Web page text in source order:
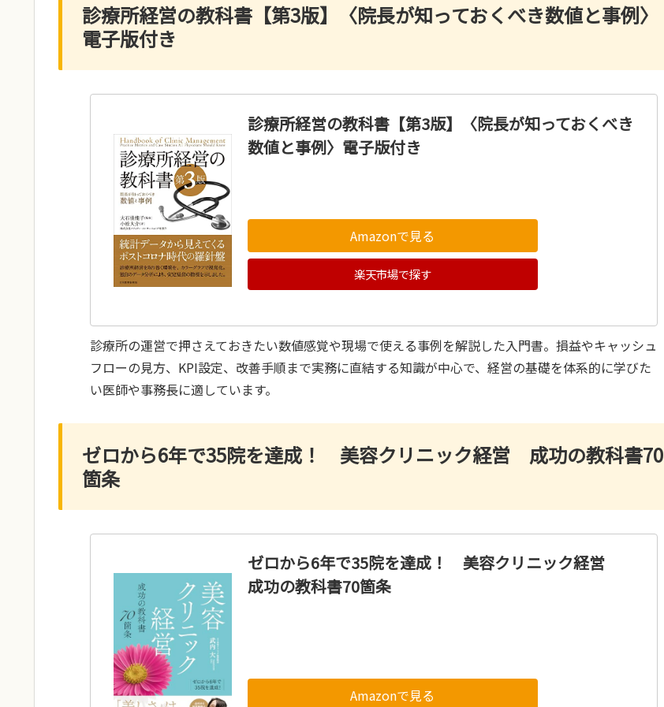
診療所経営の教科書【第3版】〈院長が知っておくべき数値と事例〉
電子版付き
診療所経営の教科書【第3版】〈院長が知っておくべき
数値と事例〉電子版付き
Amazonで見る
楽天市場で探す
診療所の運営で押さえておきたい数値感覚や現場で使える事例を解説した入門書。損益やキャッシュ
フローの見方、KPI設定、改善手順まで実務に直結する知識が中心で、経営の基礎を体系的に学びた
い医師や事務長に適しています。
ゼロから6年で35院を達成！ 美容クリニック経営 成功の教科書70
箇条
ゼロから6年で35院を達成！ 美容クリニック経営
成功の教科書70箇条
Amazonで見る